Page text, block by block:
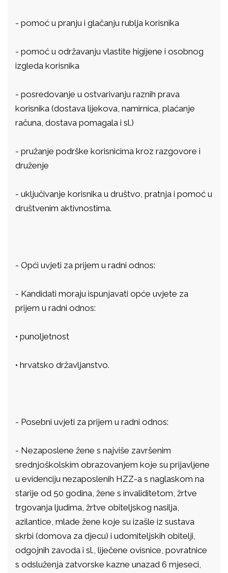
- pomoć u pranju i glačanju rublja korisnika
- pomoć u održavanju vlastite higijene i osobnog
izgleda korisnika
- posredovanje u ostvarivanju raznih prava
korisnika (dostava lijekova, namirnica, plaćanje
računa, dostava pomagala i sl.)
- pružanje podrške korisnicima kroz razgovore i
druženje
- uključivanje korisnika u društvo, pratnja i pomoć u
društvenim aktivnostima.
- Opći uvjeti za prijem u radni odnos:
- Kandidati moraju ispunjavati opće uvjete za
prijem u radni odnos:
• punoljetnost
• hrvatsko državljanstvo.
- Posebni uvjeti za prijem u radni odnos:
- Nezaposlene žene s najviše završenim
srednjoškolskim obrazovanjem koje su prijavljene
u evidenciju nezaposlenih HZZ-a s naglaskom na
starije od 50 godina, žene s invaliditetom, žrtve
trgovanja ljudima, žrtve obiteljskog nasilja,
azilantice, mlade žene koje su izašle iz sustava
skrbi (domova za djecu) i udomiteljskih obitelji,
odgojnih zavoda i sl., liječene ovisnice, povratnice
s odsluženja zatvorske kazne unazad 6 mjeseci,